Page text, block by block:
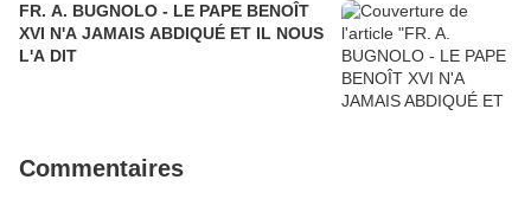
FR. A. BUGNOLO - LE PAPE BENOÎT
XVI N'A JAMAIS ABDIQUÉ ET IL NOUS
L'A DIT
Commentaires